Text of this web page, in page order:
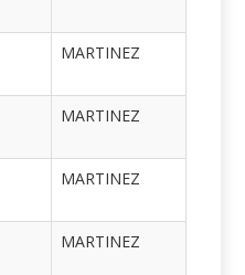
MARTINEZ
MARTINEZ
MARTINEZ
MARTINEZ